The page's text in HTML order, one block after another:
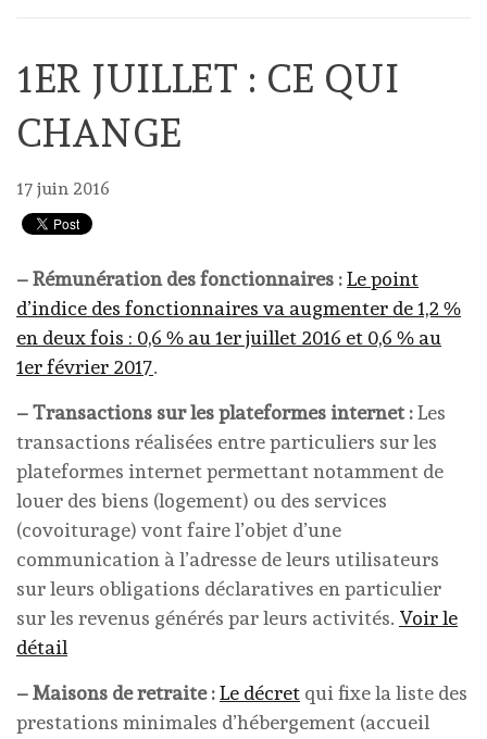
1ER JUILLET : CE QUI
CHANGE
17 juin 2016
– Rémunération des fonctionnaires :Le point
d’indice des fonctionnaires va augmenter de 1,2 %
en deux fois : 0,6 % au 1er juillet 2016 et 0,6 % au
1er février 2017.
– Transactions sur les plateformes internet :Les
transactions réalisées entre particuliers sur les
plateformes internet permettant notamment de
louer des biens (logement) ou des services
(covoiturage) vont faire l’objet d’une
communication à l’adresse de leurs utilisateurs
sur leurs obligations déclaratives en particulier
sur les revenus générés par leurs activités. Voir le
détail
– Maisons de retraite :Le décret qui fixe la liste des
prestations minimales d’hébergement (accueil